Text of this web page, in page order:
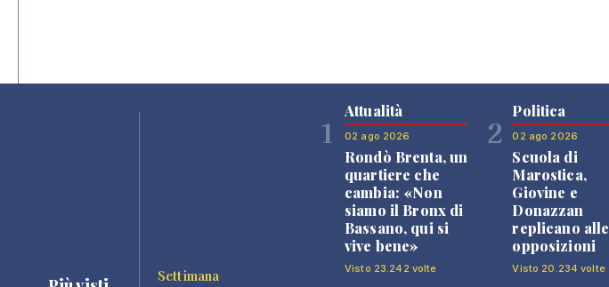
Settimana
1
Attualità
02 ago 2026
Rondò Brenta, un
quartiere che
cambia: «Non
siamo il Bronx di
Bassano, qui si
vive bene»
Visto 23.242 volte
2
Politica
02 ago 2026
Scuola di
Marostica,
Giovine e
Donazzan
replicano alle
opposizioni
Visto 20.234 volte